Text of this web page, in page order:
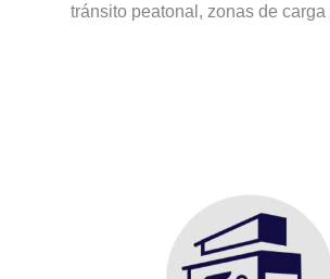
tránsito peatonal, zonas de carga